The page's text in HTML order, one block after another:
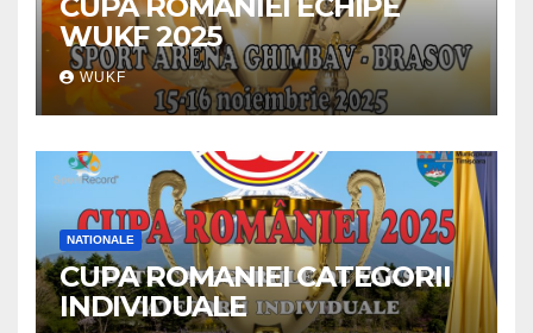
WUKF 2025
WUKF
NATIONALE
CUPA ROMANIEI CATEGORII
INDIVIDUALE